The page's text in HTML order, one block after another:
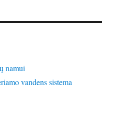
namui
vandens sistema